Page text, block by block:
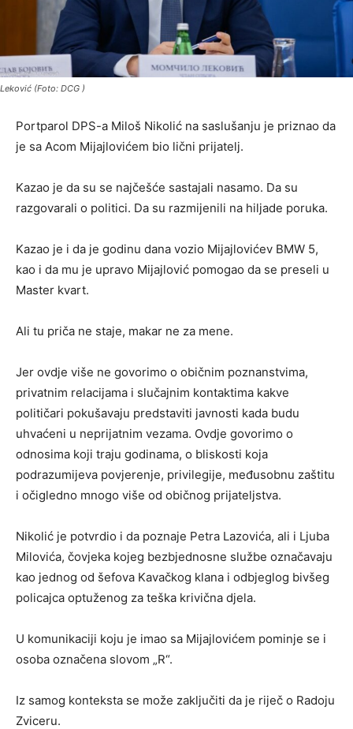
Leković (Foto: DCG )
Portparol DPS-a Miloš Nikolić na saslušanju je priznao da
je sa Acom Mijajlovićem bio lični prijatelj.
Kazao je da su se najčešće sastajali nasamo. Da su
razgovarali o politici. Da su razmijenili na hiljade poruka.
Kazao je i da je godinu dana vozio Mijajlovićev BMW 5,
kao i da mu je upravo Mijajlović pomogao da se preseli u
Master kvart.
Ali tu priča ne staje, makar ne za mene.
Jer ovdje više ne govorimo o običnim poznanstvima,
privatnim relacijama i slučajnim kontaktima kakve
političari pokušavaju predstaviti javnosti kada budu
uhvaćeni u neprijatnim vezama. Ovdje govorimo o
odnosima koji traju godinama, o bliskosti koja
podrazumijeva povjerenje, privilegije, međusobnu zaštitu
i očigledno mnogo više od običnog prijateljstva.
Nikolić je potvrdio i da poznaje Petra Lazovića, ali i Ljuba
Milovića, čovjeka kojeg bezbjednosne službe označavaju
kao jednog od šefova Kavačkog klana i odbjeglog bivšeg
policajca optuženog za teška krivična djela.
U komunikaciji koju je imao sa Mijajlovićem pominje se i
osoba označena slovom „R“.
Iz samog konteksta se može zaključiti da je riječ o Radoju
Zviceru.